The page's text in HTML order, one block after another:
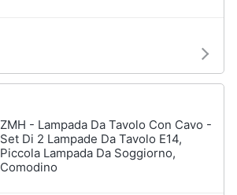
ZMH - Lampada Da Tavolo Con Cavo -
Set Di 2 Lampade Da Tavolo E14,
Piccola Lampada Da Soggiorno,
Comodino